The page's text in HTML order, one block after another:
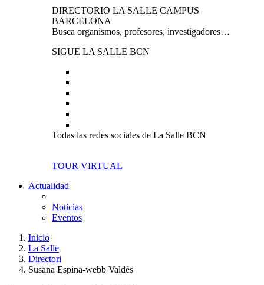
DIRECTORIO LA SALLE CAMPUS
BARCELONA
Busca organismos, profesores, investigadores…
SIGUE LA SALLE BCN
Todas las redes sociales de La Salle BCN
TOUR VIRTUAL
Actualidad
Noticias
Eventos
Inicio
La Salle
Directori
Susana Espina-webb Valdés